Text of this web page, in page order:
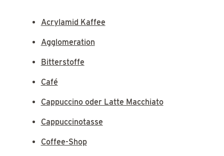
Acrylamid Kaffee
Agglomeration
Bitterstoffe
Café
Cappuccino oder Latte Macchiato
Cappuccinotasse
Coffee-Shop